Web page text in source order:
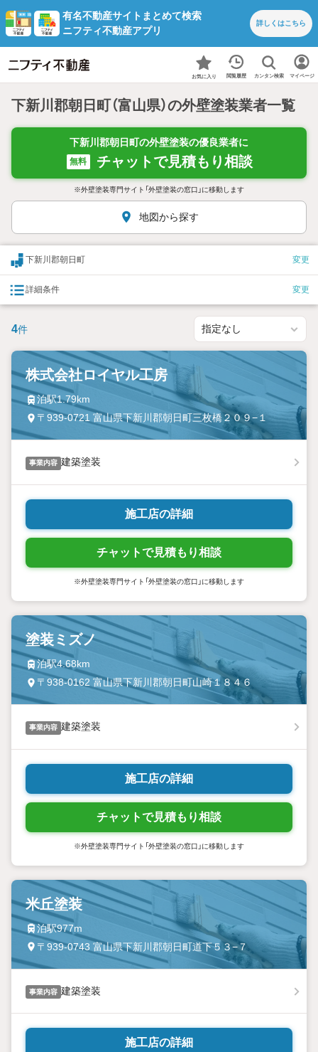
有名不動産サイトまとめて検索
ニフティ不動産アプリ
詳しくはこちら
お気に入り 閲覧履歴 カンタン検索 マイページ
下新川郡朝日町（富山県）の外壁塗装業者一覧
下新川郡朝日町の外壁塗装の優良業者に
無料 チャットで見積もり相談
※外壁塗装専門サイト「外壁塗装の窓口」に移動します
地図から探す
下新川郡朝日町 変更
詳細条件 変更
4件
株式会社ロイヤル工房
泊駅1.79km
〒939-0721 富山県下新川郡朝日町三枚橋２０９−１
事業内容 建築塗装
施工店の詳細
チャットで見積もり相談
※外壁塗装専門サイト「外壁塗装の窓口」に移動します
塗装ミズノ
泊駅4.68km
〒938-0162 富山県下新川郡朝日町山崎１８４６
事業内容 建築塗装
施工店の詳細
チャットで見積もり相談
※外壁塗装専門サイト「外壁塗装の窓口」に移動します
米丘塗装
泊駅977m
〒939-0743 富山県下新川郡朝日町道下５３−７
事業内容 建築塗装
施工店の詳細